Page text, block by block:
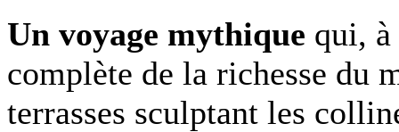
Un voyage mythique qui,
complète de la richesse du
terrasses sculptant les